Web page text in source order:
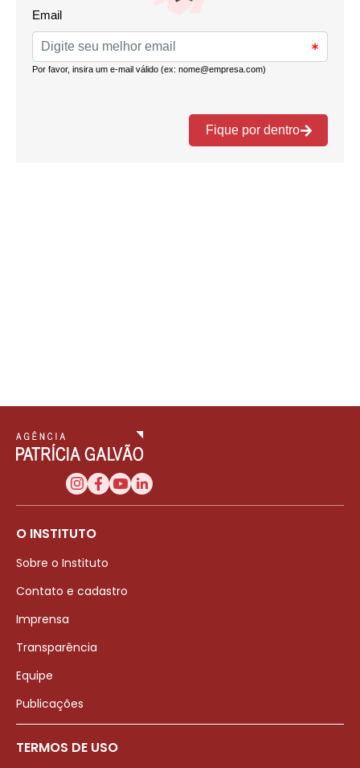
O INSTITUTO
Sobre o Instituto
Contato e cadastro
Imprensa
Transparência
Equipe
Publicações
TERMOS DE USO